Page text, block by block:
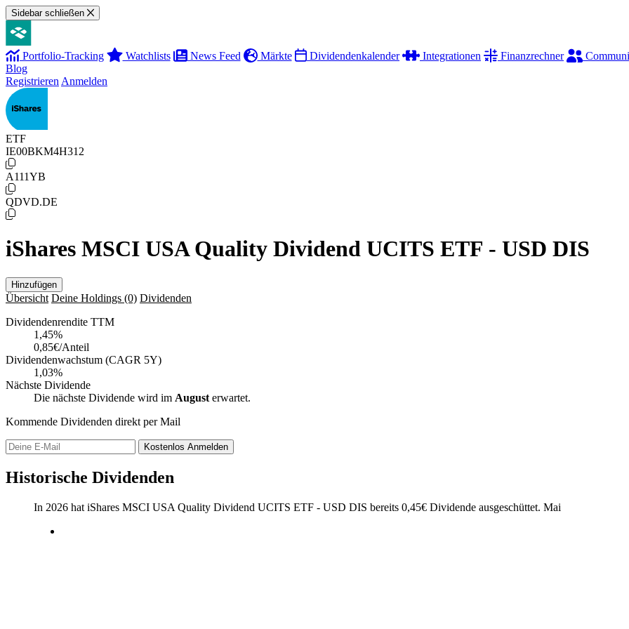
Sidebar schließen
Portfolio-Tracking Watchlists News Feed Märkte Dividendenkalender Integrationen Finanzrechner
Blog
Registrieren Anmelden
ETF
IE00BKM4H312
A111YB
QDVD.DE
iShares MSCI USA Quality Dividend UCITS ETF - USD DIS
Hinzufügen
Übersicht Deine Holdings (0) Dividenden
Dividendenrendite TTM
1,45%
0,85€/Anteil
Dividendenwachstum (CAGR 5Y)
1,03%
Nächste Dividende
Die nächste Dividende wird im August erwartet.
Kommende Dividenden direkt per Mail
Kostenlos Anmelden
Historische Dividenden
In 2026 hat iShares MSCI USA Quality Dividend UCITS ETF - USD DIS bereits 0,45€ Dividende ausgeschüttet. Mai